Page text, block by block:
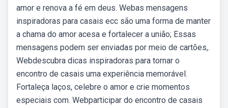
amor e renova a fé em deus. Webas mensagens
inspiradoras para casais ecc são uma forma de manter
a chama do amor acesa e fortalecer a união; Essas
mensagens podem ser enviadas por meio de cartões,.
Webdescubra dicas inspiradoras para tornar o
encontro de casais uma experiência memorável.
Fortaleça laços, celebre o amor e crie momentos
especiais com. Webparticipar do encontro de casais